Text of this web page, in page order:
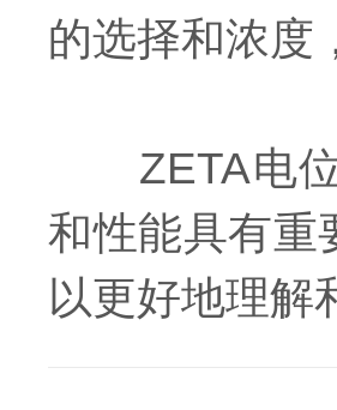
的选择和浓度
ZETA电位
和性能具有重
以更好地理解